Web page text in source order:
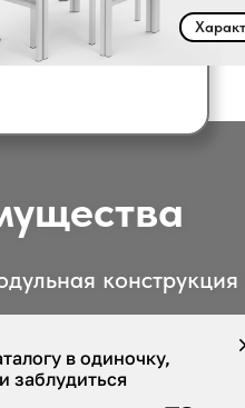
конструкция
размера
в одиночку,
заблудиться